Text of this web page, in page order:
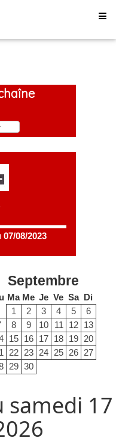
08/2023
Septembre
Ma Me Je Ve Sa Di
1
2 3 4 5
6
8 9 10 11 12 13
15 16 17 18 19 20
22 23 24 25 26 27
29 30
samedi 17